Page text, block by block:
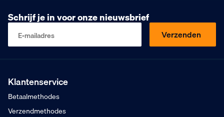
Morgen in huis
,5
Op basis van 453 beoordelingen
Kopen op rekening
Vanaf €75,- excl. BTW
Voor 16:00 besteld
Morgen in huis
Schrijf je in voor onze nieuwsbrief
E-mailadres Verzenden
Klantenservice
Betaalmethodes
Verzendmethodes